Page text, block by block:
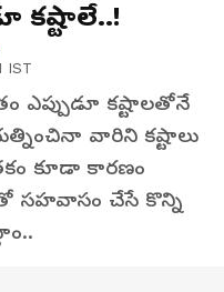
కష్టాలే..!
IST
ఎప్పుడూ కష్టాలతోనే
వారిని కష్టాలు
కూడా కారణం
సహవాసం చేసే కొన్ని